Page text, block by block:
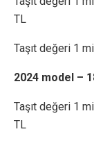
TL
Taşıt değeri 1
2024 model –
Taşıt değeri 1
TL